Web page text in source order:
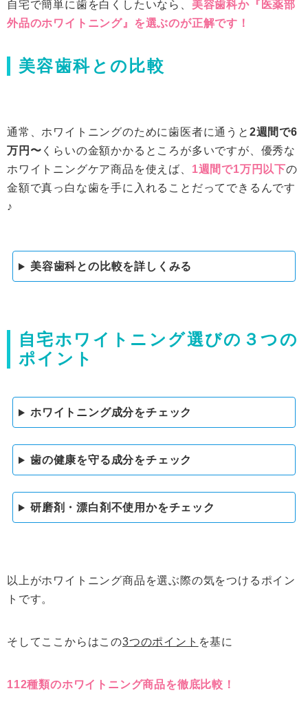
自宅で簡単に歯を白くしたいなら、 美容歯科か『医薬部
外品のホワイトニング』を選ぶのが正解です！
美容歯科との比較
通常、ホワイトニングのために歯医者に通うと 2週間で6
万円〜 くらいの金額かかるところが多いですが、優秀な
ホワイトニングケア商品を使えば、 1週間で1万円以下の
金額で真っ白な歯を手に入れることだってできるんです
♪
美容歯科との比較を詳しくみる
自宅ホワイトニング選びの３つの
ポイント
ホワイトニング成分をチェック
歯の健康を守る成分をチェック
研磨剤・漂白剤不使用かをチェック
以上がホワイトニング商品を選ぶ際の気をつけるポイン
トです。
そしてここからはこの3つのポイント を基に
112種類のホワイトニング商品を徹底比較！